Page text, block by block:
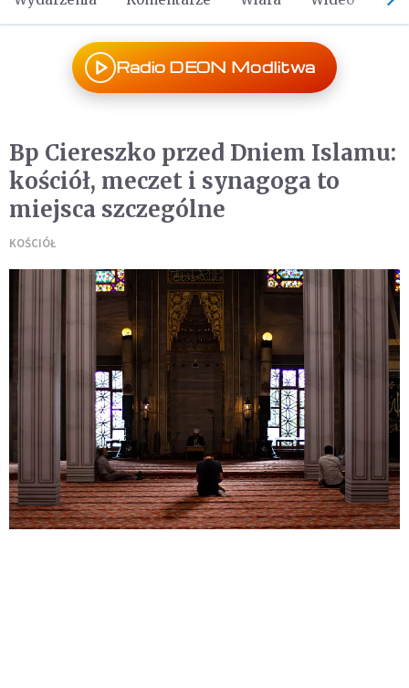
Radio DEON Modlitwa
Bp Ciereszko przed Dniem Islamu:
kościół, meczet i synagoga to
miejsca szczególne
KOŚCIÓŁ